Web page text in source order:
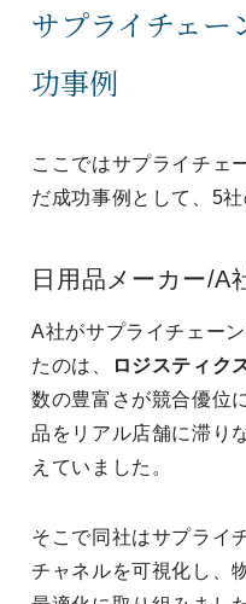
サプライチェー
功事例
ここではサプライチェ
だ成功事例として、5
日用品メーカー/A
A社がサプライチェー
たのは、
ロジスティク
数の豊富さが競合優位
品をリアル店舗に滞り
えていました。
そこで同社はサプライ
チャネルを可視化し、